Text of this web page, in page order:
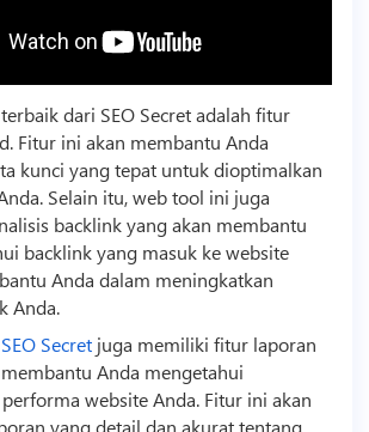
dari SEO Secret adalah fitur
Fitur ini akan membantu Anda
kunci yang tepat untuk dioptimalkan
Selain itu, web tool ini juga
backlinkyang akan membantu
backlinkyang masuk ke website
Anda dalam meningkatkan
Anda.
SEO Secretjuga memiliki fitur laporan
Anda mengetahui
website Anda. Fitur ini akan
yang detail dan akurat tentang